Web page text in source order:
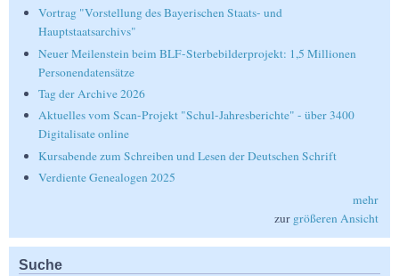
Vortrag "Vorstellung des Bayerischen Staats- und
Hauptstaatsarchivs"
Neuer Meilenstein beim BLF-Sterbebilderprojekt: 1,5 Millionen
Personendatensätze
Tag der Archive 2026
Aktuelles vom Scan-Projekt "Schul-Jahresberichte" - über 3400
Digitalisate online
Kursabende zum Schreiben und Lesen der Deutschen Schrift
Verdiente Genealogen 2025
mehr
zur größeren Ansicht
Suche